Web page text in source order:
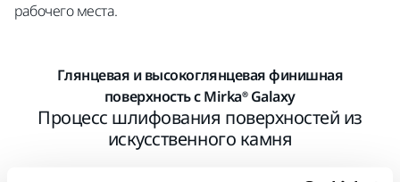
рабочего места.
Глянцевая и высокоглянцевая финишная
поверхность с Mirka® Galaxy
Процесс шлифования поверхностей из
искусственного камня